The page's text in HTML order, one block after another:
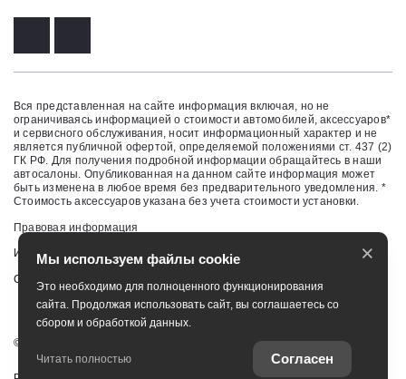
Вся представленная на сайте информация включая, но не
ограничиваясь информацией о стоимости автомобилей, аксессуаров*
и сервисного обслуживания, носит информационный характер и не
является публичной офертой, определяемой положениями ст. 437 (2)
ГК РФ. Для получения подробной информации обращайтесь в наши
автосалоны. Опубликованная на данном сайте информация может
быть изменена в любое время без предварительного уведомления. *
Стоимость аксессуаров указана без учета стоимости установки.
Правовая информация
Изменить настройку cookies
Сбросить cookie
©
Мы используем файлы cookie
Это необходимо для полноценного функционирования
сайта. Продолжая использовать сайт, вы соглашаетесь со
сбором и обработкой данных.
Читать полностью Согласен
×